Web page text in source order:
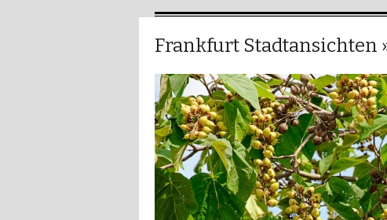
Frankfurt Stadtansichten